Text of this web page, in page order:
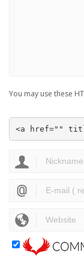
You may use these
<a href=""